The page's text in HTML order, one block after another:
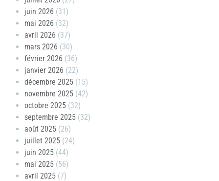
juin 2026 (31)
mai 2026 (32)
avril 2026 (37)
mars 2026 (30)
février 2026 (36)
janvier 2026 (22)
décembre 2025 (15)
novembre 2025 (42)
octobre 2025 (32)
septembre 2025 (32)
août 2025 (26)
juillet 2025 (24)
juin 2025 (44)
mai 2025 (56)
avril 2025 (7)